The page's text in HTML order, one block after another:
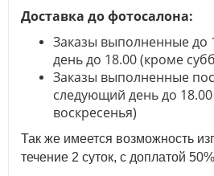
Доставка до фотосалона:
Заказы выполненные до
день до 18.00 (кроме
Заказы выполненные
следующий день до
воскресенья)
Так же имеется возможность
течение 2 суток, с доплатой